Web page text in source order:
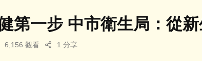
第一步 中市衛生局：從
6,156 觀看 1 分享